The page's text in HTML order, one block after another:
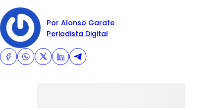
Por Alonso Garate
Periodista Digital